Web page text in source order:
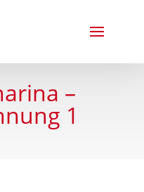
–
1